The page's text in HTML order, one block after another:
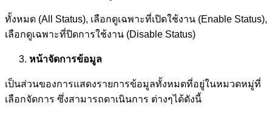
ทั้งหมด (All Status), เลือกดูเฉพาะที่เปิดใช้งาน (Enable Status),
เลือกดูเฉพาะที่ปิดการใช้งาน (Disable Status)
หน้าจัดการข้อมูล
เป็นส่วนของการแสดงรายการข้อมูลทั้งหมดที่อยู่ในหมวดหมู่ที่
เลือกจัดการ ซึ่งสามารถดาเนินการ ต่างๆได้ดังนี้